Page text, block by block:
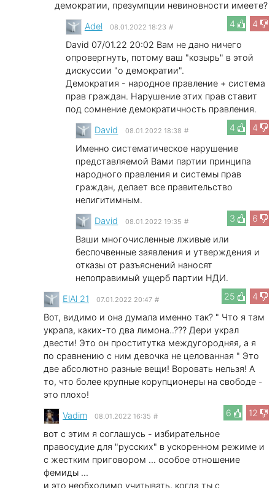
демократии, презумпции невиновности имеете?
4
4
Adel 08.01.2022 18:23 #
David 07/01.22 20:02 Вам не дано ничего
опровергнуть, потому ваш "козырь" в этой
дискуссии "о демократии".
Демократия - народное правление + система
прав граждан. Нарушение этих прав ставит
под сомнение демократичность правления.
4
4
David 08.01.2022 18:38 #
Именно систематическое нарушение
представляемой Вами партии принципа
народного правления и системы прав
граждан, делает все правительство
нелигитимным.
3
6
David 08.01.2022 19:35 #
Ваши многочисленные лживые или
беспочвенные заявления и утверждения и
отказы от разъяснений наносят
непоправимый ущерб партии НДИ.
25
4
ElAl 21 07.01.2022 20:47 #
Вот, видимо и она думала именно так? " Что я там
украла, каких-то два лимона..??? Дери украл
двести! Это он проститутка междугородняя, а я
по сравнению с ним девочка не целованная " Это
две абсолютно разные вещи! Воровать нельзя! А
то, что более крупные корупционеры на свободе -
это плохо!
6
12
Vadim 08.01.2022 16:35 #
вот с этим я соглашусь - избирательное
правосудие для "русских" в ускоренном режиме и
c жестким приговором ... особое отношение
фемиды ...
и это необходимо учитывать, когда ты с